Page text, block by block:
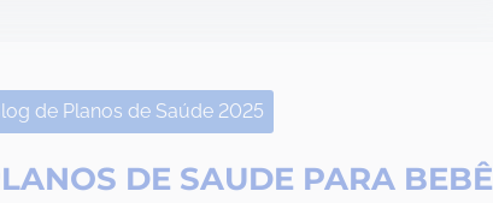
de Planos de Saúde 2025
DE SAUDE PARA BEBÊ